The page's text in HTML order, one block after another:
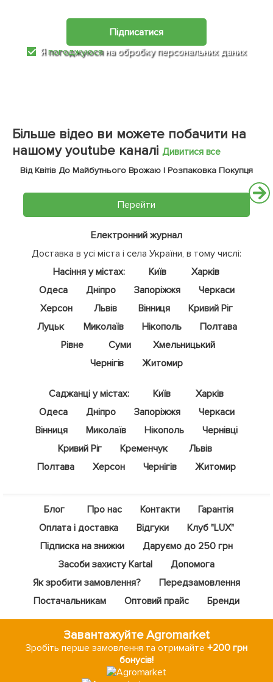
Підписатися
Япогоджуюсяна обробку персональних даних
Більше відео ви можете побачити на
нашому youtube каналі Дивитися все
Від Квітів До Майбутнього Врожаю | Розпаковка Покупця
Перейти
Електронний журнал
Доставка в усі міста і села України, в тому числі:
Насіння у містах:
Київ
Харків
Одеса
Дніпро Запоріжжя
Черкаси
Херсон
Львів Вінниця
Кривий Ріг
Луцьк
Миколаїв Нікополь
Полтава
Рівне
Суми
Хмельницький
Чернігів
Житомир
Саджанці у містах: Київ
Харків
Одеса
Дніпро Запоріжжя
Черкаси
Вінниця
Миколаїв Нікополь
Чернівці
Кривий Ріг
Кременчук
Львів
Полтава
Херсон Чернігів Житомир
Блог Про нас Контакти
Гарантія
Оплата і доставка
Відгуки
Клуб "LUX"
Підписка на знижки
Даруємо до 250 грн
Засоби захисту Kartal
Допомога
Як зробити замовлення?
Передзамовлення
Постачальникам
Оптовий прайс Бренди
Завантажуйте Agromarket
Зробіть перше замовлення та отримайте+200 грн
бонусів!